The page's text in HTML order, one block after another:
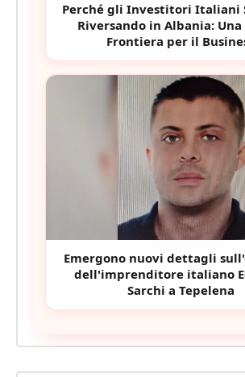
Perché gli Investitori Italiani
Riversando in Albania: Una
Frontiera per il
Emergono nuovi dettagli
dell'imprenditore italiano
Sarchi a Tepelena